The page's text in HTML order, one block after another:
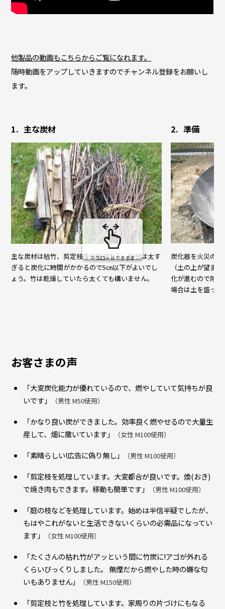
他製品の動画もこちらからご覧になれます。
随時動画をアップしていきますのでチャンネル登録をお願いし
ます。
主な炭材
主な炭材は枯竹、剪定枝等の枯枝など。枯枝は太す
ぎると炭化に時間がかかるので5㎝以下がよいでし
ょう。竹は乾燥していたら太くても構いません。
準備
炭化器を火災の
（土の上が望ま
化が進むので隙
場合は土を盛っ
スクロールできます
お客さまの声
「大変炭化能力が優れているので、燃やしていて気持ちが良
いです」
（男性 M50使用）
「かなり良い炭ができました。効率良く燃やせるので大量生
産して、畑に撒いています」
（女性 M100使用）
「素晴らしい!広告に偽り無し」 （男性 M100使用）
「剪定枝を処理しています。大変都合が良いです。煥(おき)
で焼き肉もできます。移動も簡単です」
（男性 M100使用）
「庭の枝などを処理しています。始めは半信半疑でしたが、
もはやこれがないと生活できないくらいの必需品になってい
ます」
（女性 M100使用）
「たくさんの枯れ竹がアッという間に竹炭に!アゴが外れる
くらいびっくりしました。 無煙だから燃やした時の嫌な匂
いもありません」
（男性 M150使用）
「剪定枝と竹を処理しています。家周りの片づけにもなる